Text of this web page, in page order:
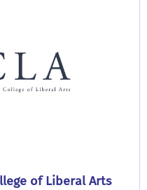
of Liberal Arts